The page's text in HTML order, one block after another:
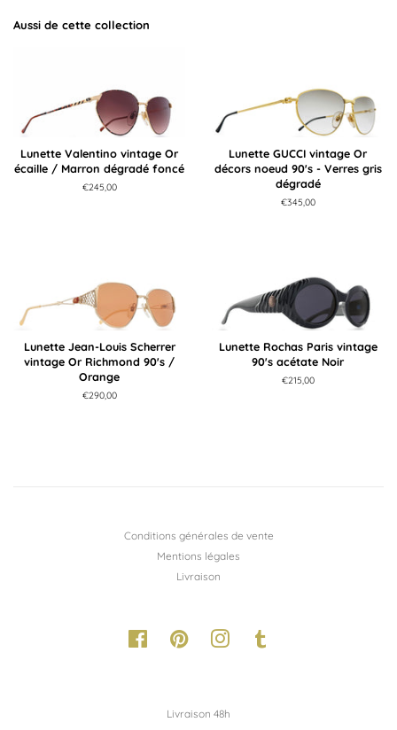
Aussi de cette collection
Lunette Valentino vintage Or
écaille / Marron dégradé foncé
Prix
€245,00
Lunette GUCCI vintage Or
décors noeud 90's - Verres gris
dégradé
Prix
€345,00
Lunette Jean-Louis Scherrer
vintage Or Richmond 90's /
Orange
Prix
€290,00
Lunette Rochas Paris vintage
90's acétate Noir
Prix
€215,00
Conditions générales de vente
Mentions légales
Livraison
FacebookPinterestInstagram
Livraison 48h